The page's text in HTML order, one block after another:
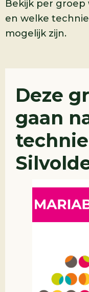
Bekijk per
en welke
mogelijk zijn.
Deze
gaan